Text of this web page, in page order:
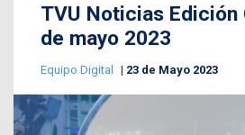
TVU Noticias Edición
de mayo 2023
Equipo Digital 23 de Mayo 2023